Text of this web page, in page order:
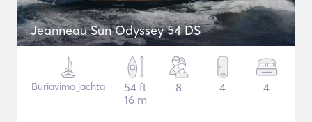
Jeanneau Sun Odyssey 54 DS
Buriavimo jachta
54 ft
16 m
8 4 4